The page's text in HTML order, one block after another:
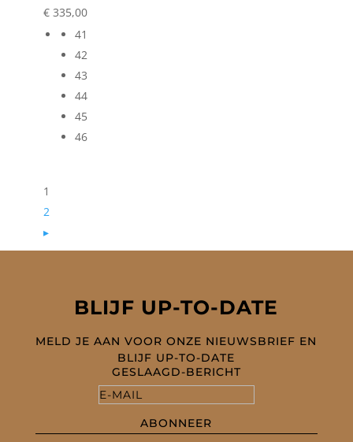
€335,00
41
42
43
44
45
46
1
2
▸
BLIJF UP-TO-DATE
MELD JE AAN VOOR ONZE NIEUWSBRIEF EN
BLIJF UP-TO-DATE
GESLAAGD-BERICHT
ABONNEER